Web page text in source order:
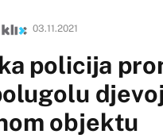
03.11.2021
policija
objektu